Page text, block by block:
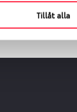
Tillåt alla